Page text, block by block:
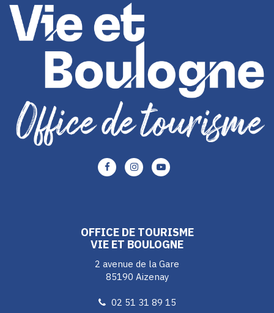
Lien
vers
Lien
vers
Lien
vers
OFFICE DE TOURISME
VIE ET BOULOGNE
2 avenue de la Gare
85190 Aizenay
02 51 31 89 15